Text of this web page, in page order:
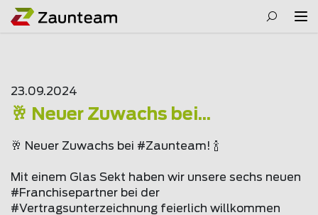
23.09.2024
🥂 Neuer Zuwachs bei...
🥂 Neuer Zuwachs bei #Zaunteam! 🍾
Mit einem Glas Sekt haben wir unsere sechs neuen
#Franchisepartner bei der
#Vertragsunterzeichnung feierlich willkommen